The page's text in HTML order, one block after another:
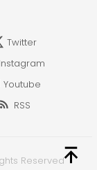
Twitter
Instagram
Youtube
RSS
Reserved